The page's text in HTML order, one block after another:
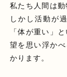
私たち人間は
しかし活動が
「体が重い」
望を思い浮か
かります。